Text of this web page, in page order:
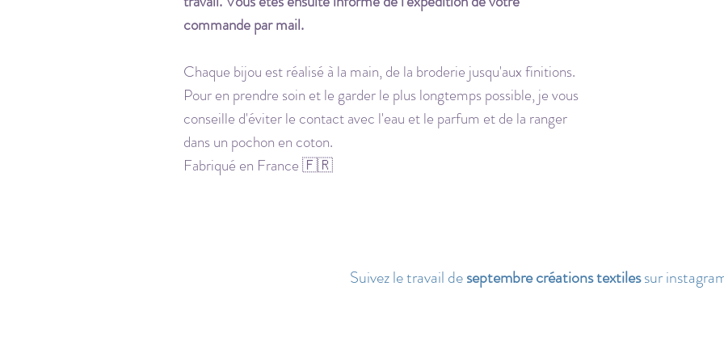
commande par mail.
Chaque bijou est réalisé à la main, de la broderie jusqu'aux finitions.
Pour en prendre soin et le garder le plus longtemps possible, je vous
conseille d'éviter le contact avec l'eau et le parfum et de la ranger
dans un pochon en coton.
Fabriqué en France 🇫🇷
Suivez le travail deseptembre créations textilessur